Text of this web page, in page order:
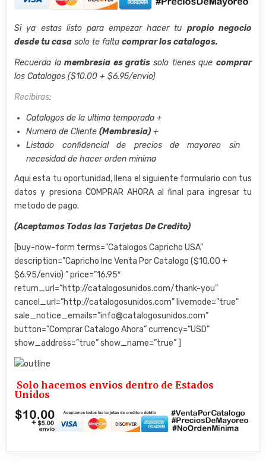
Si ya estas listo para empezar hacer tu propio negocio
desde tu casa solo te faltacomprar los catalogos.
Recuerda lamembresia es gratis solo tienes que comprar
los Catalogos ($10.00 + $6.95/envio)
Recibiras:
Catalogos de la ultima temporada +
Numero de Cliente(Membresia) +
Listado confidencial de precios de mayoreo sin
necesidad de hacer orden minima
Aqui esta tu oportunidad, llena el siguiente formulario con tus
datos y presiona COMPRAR AHORA al final para ingresar tu
metodo de pago.
(Aceptamos Todas las Tarjetas De Credito)
[buy-now-form terms=”Catalogos Capricho USA”
description=”Capricho Inc Venta Por Catalogo ($10.00 +
$6.95/envio) ” price=”16.95″
return_url=”http://catalogosunidos.com/thank-you”
cancel_url=”http://catalogosunidos.com” livemode=”true”
sale_notice_emails=”info@catalogosunidos.com”
button=”Comprar Catalogo Ahora” currency=”USD”
show_address=”true” show_name=”true” ]
Solo hacemos envios dentro de Estados
Unidos